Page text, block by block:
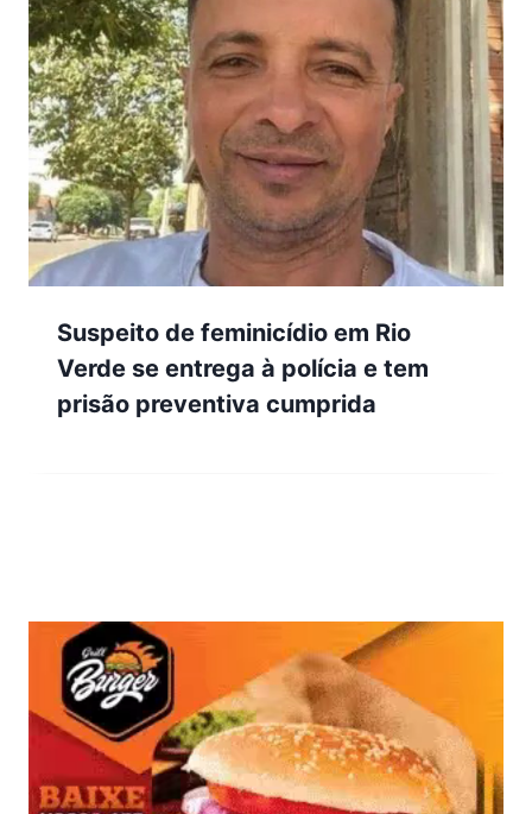
Suspeito de feminicídio em Rio
Verde se entrega à polícia e tem
prisão preventiva cumprida